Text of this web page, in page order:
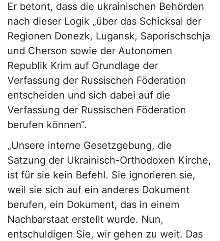
Er betont, dass die ukrainischen Behörden
nach dieser Logik „über das Schicksal der
Regionen Donezk, Lugansk, Saporischschja
und Cherson sowie der Autonomen
Republik Krim auf Grundlage der
Verfassung der Russischen Föderation
entscheiden und sich dabei auf die
Verfassung der Russischen Föderation
berufen können“.
„Unsere interne Gesetzgebung, die
Satzung der Ukrainisch-Orthodoxen Kirche,
ist für sie kein Befehl. Sie ignorieren sie,
weil sie sich auf ein anderes Dokument
berufen, ein Dokument, das in einem
Nachbarstaat erstellt wurde. Nun,
entschuldigen Sie, wir gehen zu weit. Das